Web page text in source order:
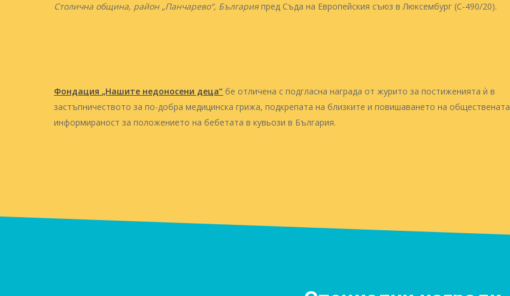
Столична община, район „Панчарево“, Българияпред Съда на Европейския съюз в Люксембург (C-490/20).
Фондация „Нашите недоносени деца“ бе отличена с подгласна награда от журито за постиженията ѝ в
застъпничеството за по-добра медицинска грижа, подкрепата на близките и повишаването на обществената
информираност за положението на бебетата в кувьози в България.